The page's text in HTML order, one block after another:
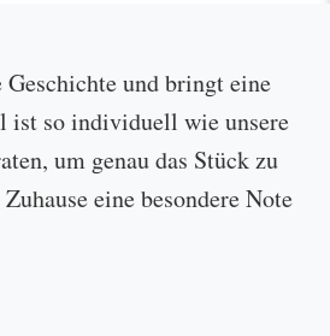
und bringt eine
ist so individuell wie unsere
um genau das Stück zu
eine besondere Note